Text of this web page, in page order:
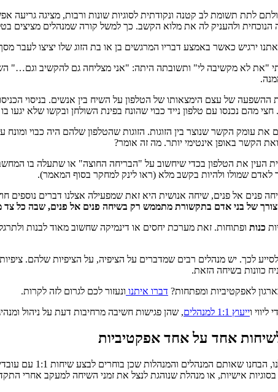
ירגיש כאשר באמצע דבריו המרגשים בן או בת הזוג שלו יציצו לעבר
"את לא מקשיבה לי" ותשובתה היתה: "אני מצליחה גם להקשיב וגם…"
את ההשפעה של עצם הימצאותו של הטלפון על השיח בין אנשים. בניסוי
מהם נכנסו עם טלפון נייד כבוי שהונח בפינת השולחן ובקשו שלא
עומק הקשר שנוצר בין הזוגות. הזוגות שהטלפון שלהם היה כבוי
הקשר באופן אינטימי יותר. מה זה אומר?
העין את הטלפון בכדי שיחשוב על "הבריחה החוצה" או שתעלה בו
שמולו ולהיות בקשב מלא (ראו לינק למחקר בסוף המאמר).
פנים אל פנים, שיחה אנושית היא זאת שמפעילה אצלנו דברים נוספים
של בני אדם בתקשורת מתממש רק בשיחה פנים אל פנים, שבה כל צד
כנות ופתוחות. זאת מערכת יחסים או דינמיקה שחשוב מאוד לבנות
לכך. יש מנהלים רבים שמדברים על הציפיה, על הציפיות שלהם.
כוונות בשיחה הזאת.
דברו איתנו ונעזור לכם לגרום לזה לקרות.
וייעוץ 1:1 למנהלים , שהן פגישות חשיבה מרחיבות דעת על ניהול
אחד על אחד אפקטיביות
לאורך השנים
אישיות, או מנהלת שנוהגת לנצל את זמני השיחה למעקב אחרי